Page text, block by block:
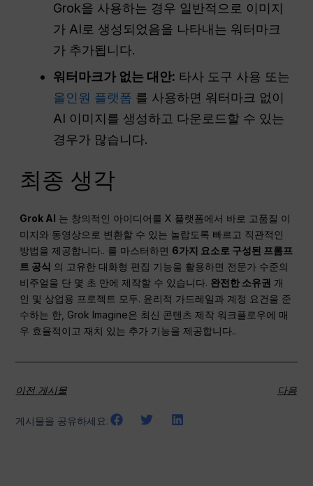
Grok을 사용하는 경우 일반적으로 이미지
가 AI로 생성되었음을 나타내는 워터마크
가 추가됩니다.
워터마크가 없는 대안: 타사 도구 사용 또는
올인원 플랫폼 를 사용하면 워터마크 없이
AI 이미지를 생성하고 다운로드할 수 있는
경우가 많습니다.
최종 생각
Grok AI 는 창의적인 아이디어를 X 플랫폼에서 바로 고품질 이
미지와 동영상으로 변환할 수 있는 놀랍도록 빠르고 직관적인
방법을 제공합니다.. 를 마스터하면 6가지 요소로 구성된 프롬프
트 공식 의 고유한 대화형 편집 기능을 활용하면 전문가 수준의
비주얼을 단 몇 초 만에 제작할 수 있습니다. 완전한 소유권 개
인 및 상업용 프로젝트 모두. 윤리적 가드레일과 계정 요건을 준
수하는 한, Grok Imagine은 최신 콘텐츠 제작 워크플로우에 매
우 효율적이고 재치 있는 추가 기능을 제공합니다..
이전 게시물 다음
게시물을 공유하세요: